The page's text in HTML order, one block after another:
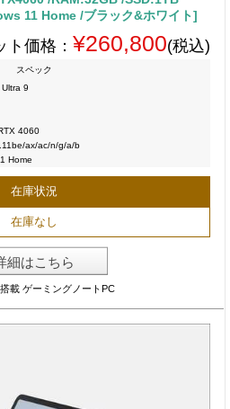
11 Home /ブラック&ホワイト]
ト価格： ¥260,800(税込)
スペック
Ultra 9
4060
ax/ac/n/g/a/b
Home
在庫状況
在庫なし
細はこちら
載 ゲーミングノートPC